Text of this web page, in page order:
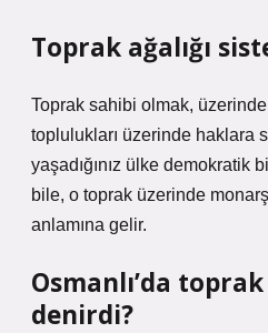
Toprak ağalığı
Toprak sahibi olmak,
toplulukları üzerinde haklara
yaşadığınız ülke demokratik
bile, o toprak üzerinde
anlamına gelir.
Osmanlı’da
denirdi?